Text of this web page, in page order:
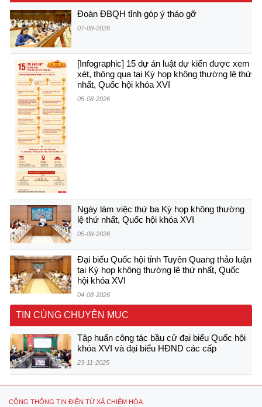
Đoàn ĐBQH tỉnh góp ý tháo gỡ
07-08-2026
[Infographic] 15 dự án luật dự kiến được xem
xét, thông qua tại Kỳ họp không thường lệ thứ
nhất, Quốc hội khóa XVI
05-08-2026
Ngày làm việc thứ ba Kỳ họp không thường
lệ thứ nhất, Quốc hội khóa XVI
05-08-2026
Đại biểu Quốc hội tỉnh Tuyên Quang thảo luận
tại Kỳ họp không thường lệ thứ nhất, Quốc
hội khóa XVI
04-08-2026
TIN CÙNG CHUYÊN MỤC
Tập huấn công tác bầu cử đại biểu Quốc hội
khóa XVI và đại biểu HĐND các cấp
23-11-2025
CỔNG THÔNG TIN ĐIỆN TỬ XÃ CHIÊM HÓA